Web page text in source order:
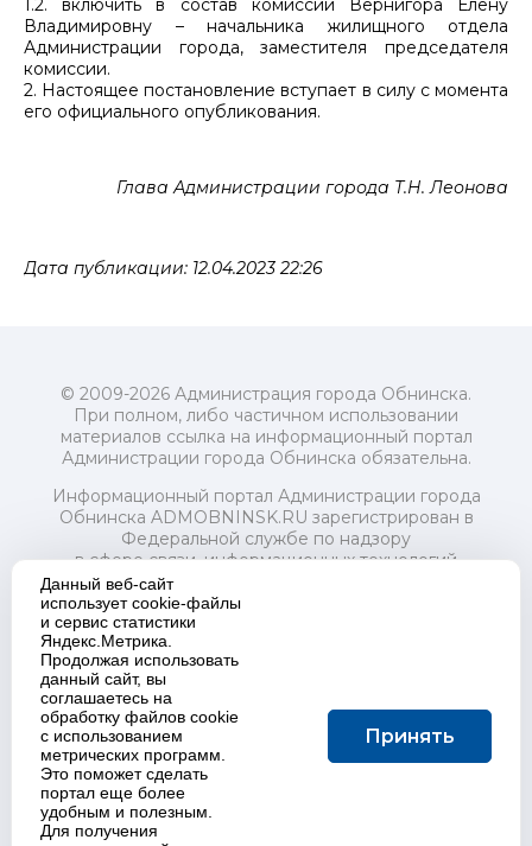
Владимировну – начальника жилищного отдела
Администрации города, заместителя председателя
комиссии.
2. Настоящее постановление вступает в силу с момента
его официального опубликования.
Глава Администрации города Т.Н. Леонова
Дата публикации: 12.04.2023 22:26
© 2009-2026 Администрация города Обнинска.
При полном, либо частичном использовании
материалов ссылка на информационный портал
Администрации города Обнинска обязательна.
Информационный портал Администрации города
Обнинска ADMOBNINSK.RU зарегистрирован в
Федеральной службе по надзору
в сфере связи, информационных технологий
и массовых коммуникаций (Роскомнадзор) 24 июля
2018 года.
Свидетельство о регистрации Эл № ФС77-73321
Учредитель: Администрация (исполнительно-
распорядительный орган) городского округа "Город
Обнинск". Главный редактор: Байкова Е.А.
Адрес электронной почты Редакции:
redactor@admobninsk.ru
Телефон Редакции: +7 (484) 395-85-85
Настоящий ресурс содержит материалы 18+
Политика в отношении обработки персональных
Данный веб-сайт
использует cookie-файлы
и сервис статистики
Яндекс.Метрика.
Продолжая использовать
данный сайт, вы
соглашаетесь на
обработку файлов cookie
с использованием
метрических программ.
Это поможет сделать
портал еще более
удобным и полезным.
Для получения
Принять